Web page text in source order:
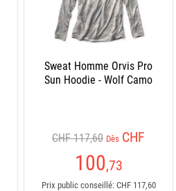
Sweat Homme Orvis Pro
Sun Hoodie - Wolf Camo
CHF 117,60 Dès CHF
100,73
Prix public conseillé: CHF 117,60